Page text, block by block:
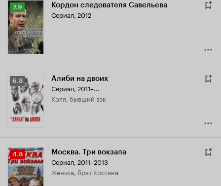
Рейтинг
Кинопоиска
7.9
7.9 Кордон следователя Савельева
Сериал, 2012
Рейтинг
Кинопоиска
6.8
6.8 Алиби на двоих
Сериал, 2011–...
Коля, бывший зэк
Рейтинг
Кинопоиска
4.8
4.8 Москва. Три вокзала
Сериал, 2011–2013
Женька, брат Костяна